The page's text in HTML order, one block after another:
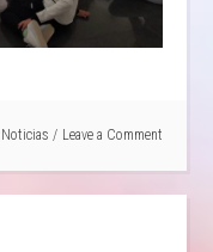
Noticias Leave a Comment